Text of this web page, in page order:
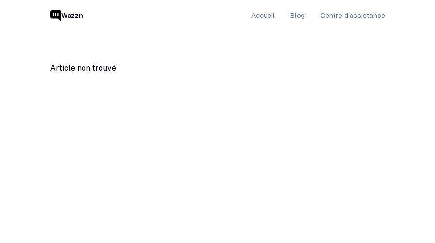
Wazzn Accueil Blog Centre d'assistance
Article non trouvé